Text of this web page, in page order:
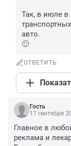
Так, в июле
авто.
🙂
ОТВЕТИТЬ
Гость
17 сентября
Главное в
реклама и